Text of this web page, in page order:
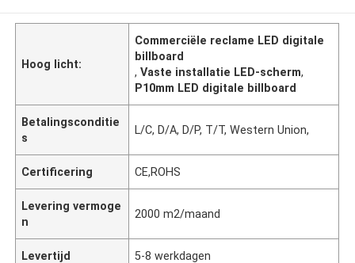
Hoog licht:
Commerciële reclame LED digitale
billboard
,Vaste installatie LED-scherm,
P10mm LED digitale billboard
Betalingsconditie
s
L/C, D/A, D/P, T/T, Western Union,
Certificering CE,ROHS
Levering vermoge
n
2000 m2/maand
Levertijd 5-8 werkdagen